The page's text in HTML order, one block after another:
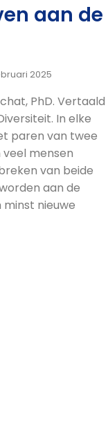
aan de
2025
PhD. Vertaald
In elke
paren van twee
mensen
van beide
aan de
minst nieuwe